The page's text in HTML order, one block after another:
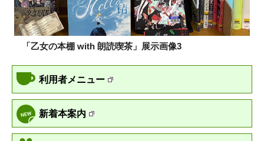
利用者メニュー
新着本案内
「乙女の本棚 with 朗読喫茶」展示画像3